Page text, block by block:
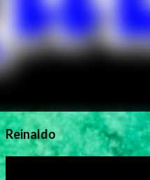
Reinaldo